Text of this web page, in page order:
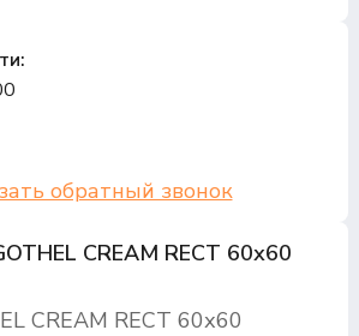
CREAM RECT 60х60
CREAM RECT 60х60
обратный звонок